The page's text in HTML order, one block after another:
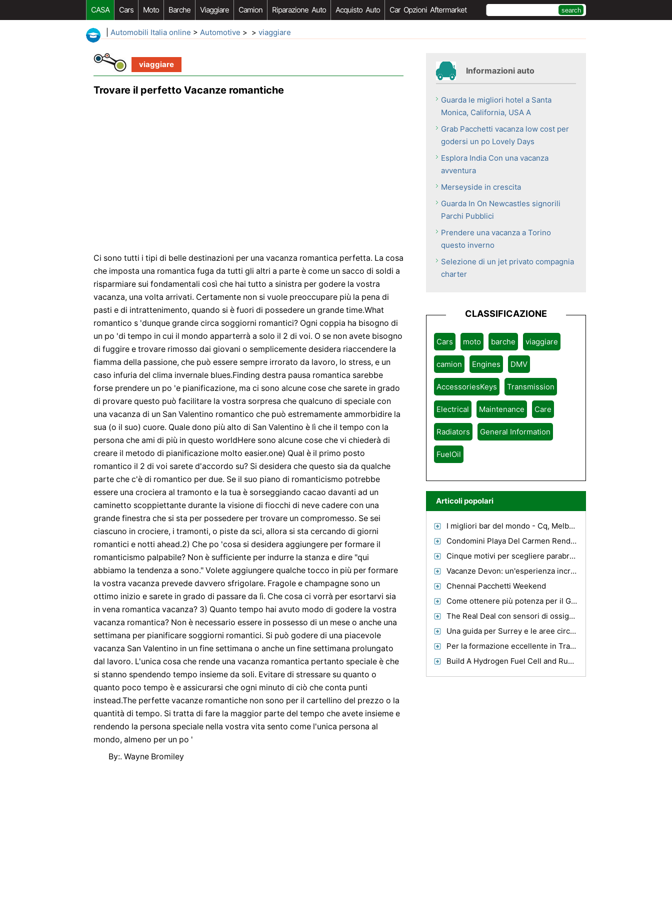
CASA Cars Moto Barche Viaggiare Camion Riparazione Auto Acquisto Auto Car Opzioni Aftermarket
Automobili Italia online > Automotive > > viaggiare
viaggiare
Trovare il perfetto Vacanze romantiche
Ci sono tutti i tipi di belle destinazioni per una vacanza romantica perfetta. La cosa
che imposta una romantica fuga da tutti gli altri a parte è come un sacco di soldi a
risparmiare sui fondamentali così che hai tutto a sinistra per godere la vostra
vacanza, una volta arrivati. Certamente non si vuole preoccupare più la pena di
pasti e di intrattenimento, quando si è fuori di possedere un grande time.What
romantico s 'dunque grande circa soggiorni romantici? Ogni coppia ha bisogno di
un po 'di tempo in cui il mondo apparterrà a solo il 2 di voi. O se non avete bisogno
di fuggire e trovare rimosso dai giovani o semplicemente desidera riaccendere la
fiamma della passione, che può essere sempre irrorato da lavoro, lo stress, e un
caso infuria del clima invernale blues.Finding destra pausa romantica sarebbe
forse prendere un po 'e pianificazione, ma ci sono alcune cose che sarete in grado
di provare questo può facilitare la vostra sorpresa che qualcuno di speciale con
una vacanza di un San Valentino romantico che può estremamente ammorbidire la
sua (o il suo) cuore. Quale dono più alto di San Valentino è lì che il tempo con la
persona che ami di più in questo worldHere sono alcune cose che vi chiederà di
creare il metodo di pianificazione molto easier.one) Qual è il primo posto
romantico il 2 di voi sarete d'accordo su? Si desidera che questo sia da qualche
parte che c'è di romantico per due. Se il suo piano di romanticismo potrebbe
essere una crociera al tramonto e la tua è sorseggiando cacao davanti ad un
caminetto scoppiettante durante la visione di fiocchi di neve cadere con una
grande finestra che si sta per possedere per trovare un compromesso. Se sei
ciascuno in crociere, i tramonti, o piste da sci, allora si sta cercando di giorni
romantici e notti ahead.2) Che po 'cosa si desidera aggiungere per formare il
romanticismo palpabile? Non è sufficiente per indurre la stanza e dire "qui
abbiamo la tendenza a sono." Volete aggiungere qualche tocco in più per formare
la vostra vacanza prevede davvero sfrigolare. Fragole e champagne sono un
ottimo inizio e sarete in grado di passare da lì. Che cosa ci vorrà per esortarvi sia
in vena romantica vacanza? 3) Quanto tempo hai avuto modo di godere la vostra
vacanza romantica? Non è necessario essere in possesso di un mese o anche una
settimana per pianificare soggiorni romantici. Si può godere di una piacevole
vacanza San Valentino in un fine settimana o anche un fine settimana prolungato
dal lavoro. L'unica cosa che rende una vacanza romantica pertanto speciale è che
si stanno spendendo tempo insieme da soli. Evitare di stressare su quanto o
quanto poco tempo è e assicurarsi che ogni minuto di ciò che conta punti
instead.The perfette vacanze romantiche non sono per il cartellino del prezzo o la
quantità di tempo. Si tratta di fare la maggior parte del tempo che avete insieme e
rendendo la persona speciale nella vostra vita sento come l'unica persona al
mondo, almeno per un po '
By:. Wayne Bromiley
Informazioni auto
Guarda le migliori hotel a Santa
Monica, California, USA A
Grab Pacchetti vacanza low cost per
godersi un po Lovely Days
Esplora India Con una vacanza
avventura
Merseyside in crescita
Guarda In On Newcastles signorili
Parchi Pubblici
Prendere una vacanza a Torino
questo inverno
Selezione di un jet privato compagnia
charter
CLASSIFICAZIONE
Cars moto barche viaggiare
camion Engines DMV
AccessoriesKeys Transmission
Electrical Maintenance Care
Radiators General Information
FuelOil
Articoli popolari
I migliori bar del mondo - Cq, Melbourne, Australia - Recensioni
Condomini Playa Del Carmen Rende vacanza Budget -friendly
Cinque motivi per scegliere parabrezza riparazione chip
Vacanze Devon: un'esperienza incredibilmente emozionante Vacanze nel Devon
Chennai Pacchetti Weekend
Come ottenere più potenza per il GMC del 1994 5,7 litri TBI
The Real Deal con sensori di ossigeno
Una guida per Surrey e le aree circostanti
Per la formazione eccellente in Travel & Tourism
Build A Hydrogen Fuel Cell and Run auto sull'acqua.